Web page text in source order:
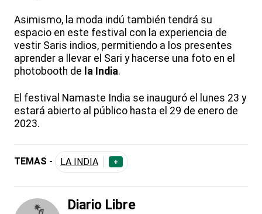
Asimismo, la moda indú también tendrá su
espacio en este festival con la experiencia de
vestir Saris indios, permitiendo a los presentes
aprender a llevar el Sari y hacerse una foto en el
photobooth de la India.
El festival Namaste India se inauguró el lunes 23 y
estará abierto al público hasta el 29 de enero de
2023.
TEMAS - LA INDIA +
Diario Libre